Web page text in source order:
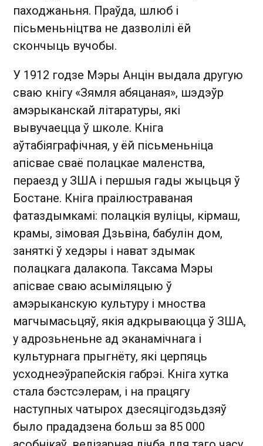
паходжаньня. Праўда, шлюб і
пісьменьніцтва не дазволілі ёй
скончыць вучобы.
У 1912 годзе Мэры Анцін выдала другую
сваю кнігу «Зямля абяцаная», шэдэўр
амэрыканскай літаратуры, які
вывучаецца ў школе. Кніга
аўтабіяграфічная, у ёй пісьменьніца
апісвае сваё полацкае маленства,
пераезд у ЗША і першыя гады жыцьця ў
Бостане. Кніга праілюстраваная
фатаздымкамі: полацкія вуліцы, кірмаш,
крамы, зімовая Дзьвіна, бабулін дом,
заняткі ў хедэры і нават здымак
полацкага далакопа. Таксама Мэры
апісвае сваю асыміляцыю ў
амэрыканскую культуру і мноства
магчымасьцяў, якія адкрываюцца ў ЗША,
у адрозьненьне ад эканамічнага і
культурнага прыгнёту, які церпяць
усходнеэўрапейскія габрэі. Кніга хутка
стала бэстсэлерам, і на працягу
наступных чатырох дзесяцігодзьдзяў
было прададзена больш за 85 000